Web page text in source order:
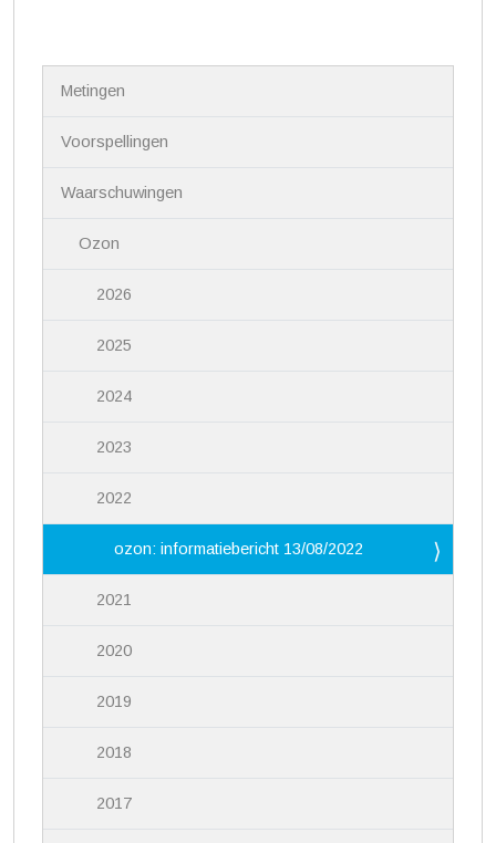
Metingen
Voorspellingen
Waarschuwingen
Ozon
2026
2025
2024
2023
2022
ozon: informatiebericht 13/08/2022
2021
2020
2019
2018
2017